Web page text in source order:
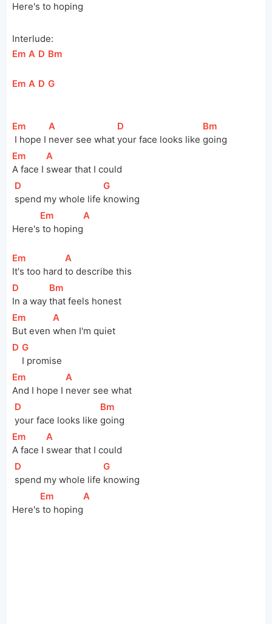
Here's to hoping
Interlude:
[Em ]
[
A ][D ][Bm
[Em ]
[
A ][D ]
[
G
[Em
I hope I
[
A
never see what
[D
your face looks like
[Bm
going
[Em
A face I
[
A
swear that I could
[D
spend my whole life
[
G
knowing
Here's
[Em
to hoping
[
A
[Em
It's too hard
[
A
to describe this
[D
In a way
[Bm
that feels honest
[Em
But even
[
A
when I'm quiet
[D ]
[
G
I promise
[Em
And I hope I
[
A
never see what
[D
your face looks like
[Bm
going
[Em
A face I
[
A
swear that I could
[D
spend my whole life
[
G
knowing
Here's
[Em
to hoping
[
A